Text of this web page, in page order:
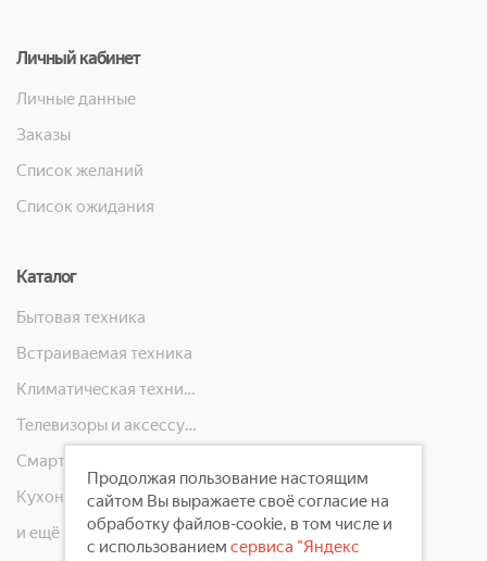
Личный кабинет
Личные данные
Заказы
Список желаний
Список ожидания
Каталог
Бытовая техника
Встраиваемая техника
Климатическая техника
Телевизоры и аксессуары
Кухонная техника
и ещё 10 категорий
Продолжая пользование настоящим
сайтом Вы выражаете своё согласие на
обработку файлов-cookie, в том числе и
с использованием сервиса "Яндекс